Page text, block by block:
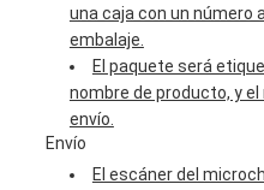
una caja con un número
embalaje.
El paquete será
nombre de producto, y
envío.
Envío
El escáner del